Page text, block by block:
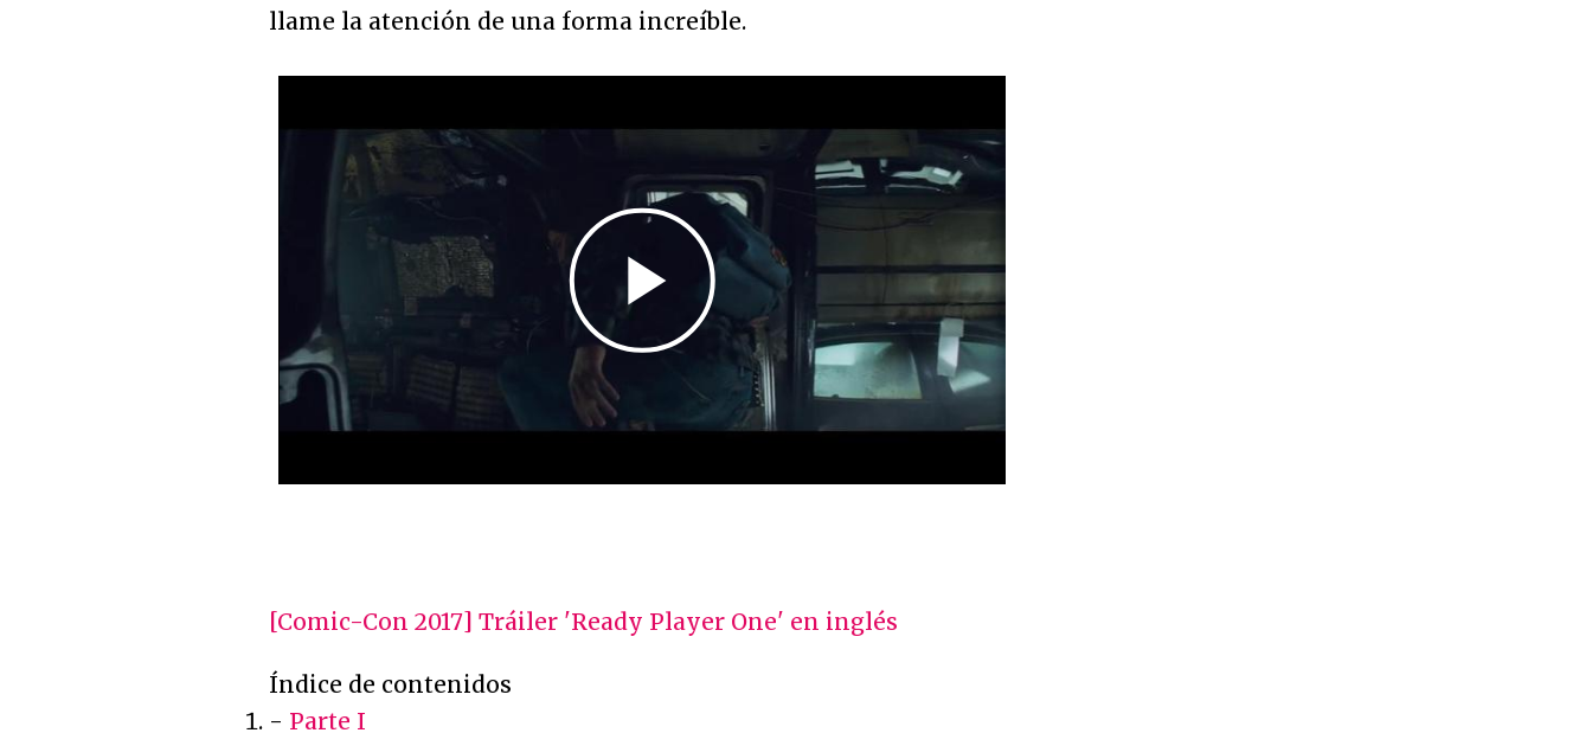
llame la atención de una forma increíble.
[Comic-Con 2017] Tráiler 'Ready Player One' en inglés
Índice de contenidos
- Parte I